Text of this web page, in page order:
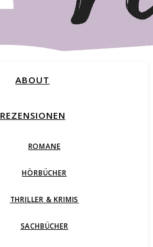
ABOUT
REZENSIONEN
ROMANE
HÖRBÜCHER
THRILLER & KRIMIS
SACHBÜCHER